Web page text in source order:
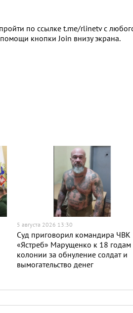
по ссылке t.me/rlinetv с
кнопки Join внизу экрана.
5 августа 2026 13:30
Суд приговорил командира ЧВК
«Ястреб» Марущенко к 18 годам
колонии за обнуление солдат и
вымогательство денег